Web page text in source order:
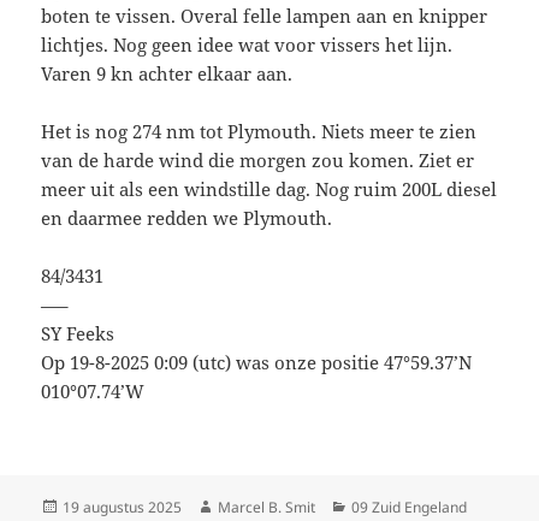
boten te vissen. Overal felle lampen aan en knipper
lichtjes. Nog geen idee wat voor vissers het lijn.
Varen 9 kn achter elkaar aan.
Het is nog 274 nm tot Plymouth. Niets meer te zien
van de harde wind die morgen zou komen. Ziet er
meer uit als een windstille dag. Nog ruim 200L diesel
en daarmee redden we Plymouth.
84/3431
—–
SY Feeks
Op 19-8-2025 0:09 (utc) was onze positie 47°59.37’N
010°07.74’W
Geplaatst
19 augustus 2025 Auteur
Marcel B. Smit Categorieën
09 Zuid Engeland